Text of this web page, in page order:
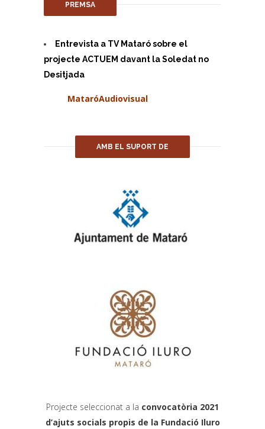
PREMSA
Entrevista a TV Mataró sobre el
projecte ACTUEM davant la Soledat no
Desitjada
MataróAudiovisual
AMB EL SUPORT DE
Projecte seleccionat a la convocatòria 2021
d’ajuts socials propis de la Fundació Iluro